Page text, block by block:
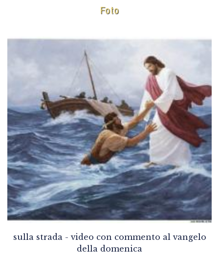
Foto
sulla strada - video con commento al vangelo
della domenica